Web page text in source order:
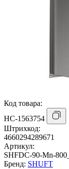
Код товара:
НС-1563754
Штрихкод:
4660294289671
Артикул:
SHFDC-90-Mn-
Бренд: SHUFT